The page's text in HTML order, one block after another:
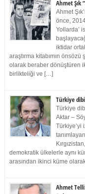
Ahmet Şık
Ahmet
önce,
Yollarda’
iktidar
araştırma kitabımın önsözü
olarak beraber dönüştüren
birlikteliği ve […]
Türkiye
Türkiye
Aktar –
Türkiye’yi
demokratik ülkelerle aynı
arasından ikinci küme
Ahmet